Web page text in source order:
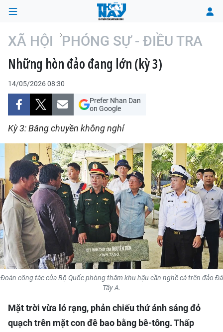
TRANG CHỦ
THỜI SỰ
CHÍNH TRỊ
KINH TẾ
ĐÔ THỊ
VĂN HÓA - VĂN NGHỆ
QUỐC TẾ
THỂ THAO
DU LỊCH
HỒ SƠ - TƯ LIỆU
XÃ HỘI PHÓNG SỰ - ĐIỀU TRA
Những hòn đảo đang lớn (kỳ 3)
14/05/2026 08:30
Prefer Nhan Dan
on Google
Kỳ 3: Băng chuyền không nghỉ
Đoàn công tác của Bộ Quốc phòng thăm khu hậu cần nghề cá trên đảo Đá
Tây A.
Mặt trời vừa ló rạng, phản chiếu thứ ánh sáng đỏ
quạch trên mặt con đê bao bằng bê-tông. Thấp